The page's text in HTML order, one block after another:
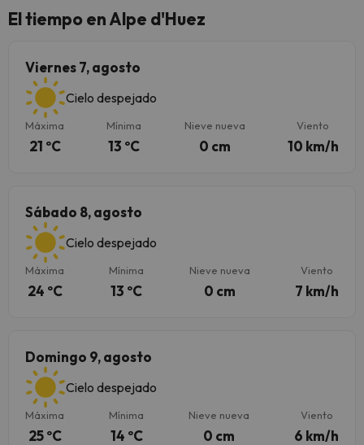
El tiempo en Alpe d'Huez
Viernes 7, agosto
Cielo despejado
Máxima
21 ºC
Mínima
13 ºC
Nieve nueva
0 cm
Viento
10 km/h
Sábado 8, agosto
Cielo despejado
Máxima
24 ºC
Mínima
13 ºC
Nieve nueva
0 cm
Viento
7 km/h
Domingo 9, agosto
Cielo despejado
Máxima
25 ºC
Mínima
14 ºC
Nieve nueva
0 cm
Viento
6 km/h